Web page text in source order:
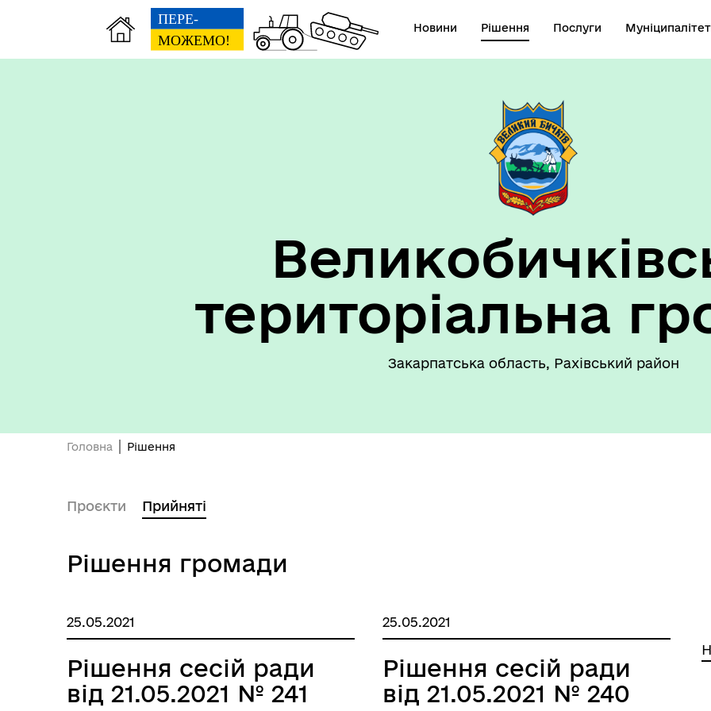
Новини Рішення Послуги Муніципалітет
Герої не вмирають
установ Великобичківської ТГ
територіальна
Закарпатська область, Рахівський район
Головна Рішення
Проєкти Прийняті
Рішення громади
25.05.2021
Рішення сесій ради
від 21.05.2021 № 241
25.05.2021
Рішення сесій ради
від 21.05.2021 № 240